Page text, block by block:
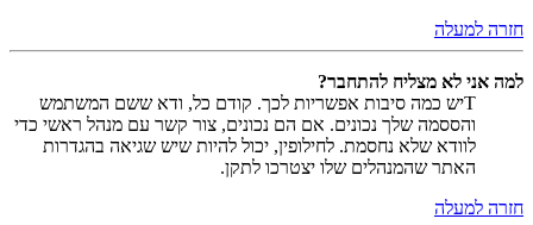
חזרה למעלה
למה אני לא מצליח להתחבר?
Tיש כמה סיבות אפשריות לכך. קודם כל, ודא ששם המשתמש
והססמה שלך נכונים. אם הם נכונים, צור קשר עם מנהל ראשי כדי
לוודא שלא נחסמת. לחילופין, יכול להיות שיש שגיאה בהגדרות
האתר שהמנהלים שלו יצטרכו לתקן.
חזרה למעלה